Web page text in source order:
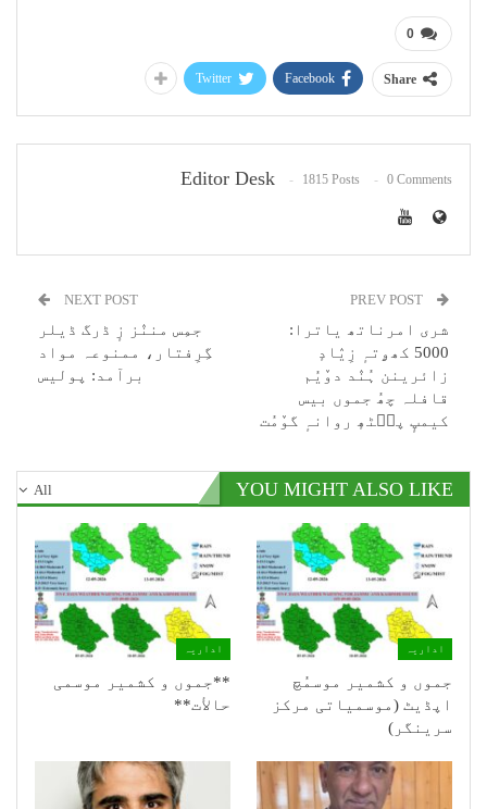
0
Share
Facebook
Twitter
Editor Desk 1815 Posts 0 Comments
شری امرناتھ یاترا:
5000 کھۄتہٕ زِیٛادٕ
زائرینن ہُنٛد دوٚیُم
قافلہ چھُ جموں بیس
کیمپٕ پٮ۪ٹھٕ روانہٕ گوٚمُت
NEXT POST
جمِس مننٛز زٕ ڈرگ ڈیلر
گِرِفتار، ممنوعہ مواد
برآمد: پولیس
All YOU MIGHT ALSO LIKE
اداریہ
جموں و کشمیر موسمُچ
اپڈیٹ (موسمیاتی مرکز
سرینگر)
اداریہ
**جموں و كشمیر موسمی
حالأت**